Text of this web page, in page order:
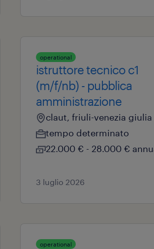
operational
istruttore tecnico c1
(m/f/nb) - pubblica
amministrazione
claut, friuli-venezia giulia
tempo determinato
22.000 € - 28.000 €
3 luglio 2026
operational